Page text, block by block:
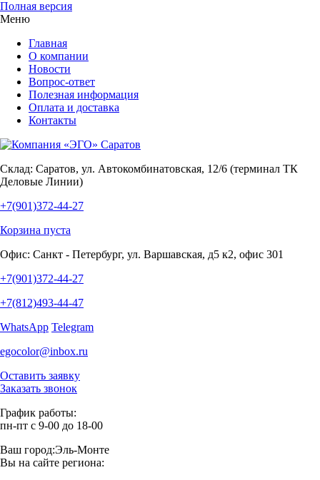
Полная версия
Меню
Главная
О компании
Новости
Вопрос-ответ
Полезная информация
Оплата и доставка
Контакты
Склад: Саратов, ул. Автокомбинатовская, 12/6 (терминал ТК
Деловые Линии)
+7(901)372-44-27
Корзина пуста
Офис: Санкт - Петербург, ул. Варшавская, д5 к2, офис 301
+7(901)372-44-27
+7(812)493-44-47
WhatsApp Telegram
egocolor@inbox.ru
Оставить заявку
Заказать звонок
График работы:
пн-пт с 9-00 до 18-00
Ваш город:Эль-Монте
Вы на сайте региона: